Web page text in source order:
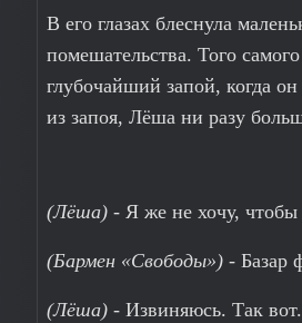
В его глазах блеснула
помешательства. Того
глубочайший запой, когда
из запоя, Лёша ни разу
(Лёша) - Я же не хочу, чтобы
(Бармен «Свободы») - Базар
(Лёша) - Извиняюсь. Так